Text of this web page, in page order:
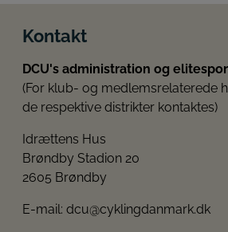
Kontakt
DCU's administration og
(For klub- og medlemsrelaterede
de respektive distrikter kontaktes)
Idrættens Hus
Brøndby Stadion 20
2605 Brøndby
E-mail: dcu@cyklingdanmark.dk